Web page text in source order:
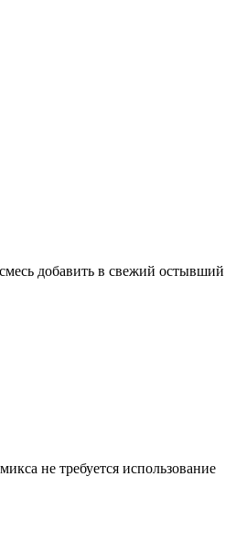
добавить в свежий остывший
не требуется использование